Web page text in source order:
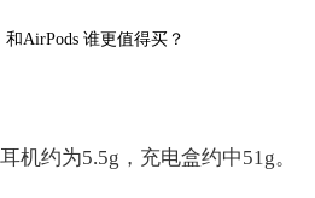
机约为5.5g，充电盒约中51g。